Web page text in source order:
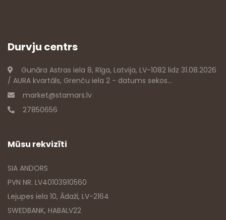
Durvju centrs
Gunāra Astras iela 8, Rīga, Latvija, LV-1082 lidz 31.08.2026
/ AURA kvartāls, Grenču iela 2 - datums sekos...
market@stamars.lv
27850656
Mūsu rekvizīti
SIA ANDORS
PVN NR. LV40103910560
Lejupes iela 10, Ādaži, LV-2164
SWEDBANK, HABALV22